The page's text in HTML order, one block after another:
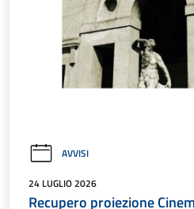
AVVISI
24 LUGLIO 2026
Recupero proiezione